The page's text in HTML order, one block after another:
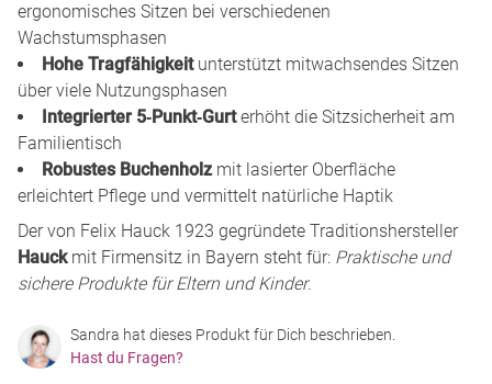
ergonomisches Sitzen bei verschiedenen
Wachstumsphasen
Hohe Tragfähigkeitunterstützt mitwachsendes Sitzen
über viele Nutzungsphasen
Integrierter 5‑Punkt‑Gurterhöht die Sitzsicherheit am
Familientisch
Robustes Buchenholzmit lasierter Oberfläche
erleichtert Pflege und vermittelt natürliche Haptik
Der von Felix Hauck 1923 gegründete Traditionshersteller
Hauckmit Firmensitz in Bayern steht für: Praktische und
sichere Produkte für Eltern und Kinder.
Sandra hat dieses Produkt für Dich beschrieben.
Hast du Fragen?